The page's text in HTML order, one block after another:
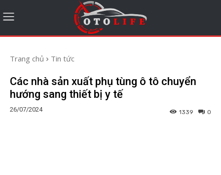
Trang chủ Tin tức
Các nhà sản xuất phụ tùng ô tô chuyển
hướng sang thiết bị y tế
26/07/2024 0
1339